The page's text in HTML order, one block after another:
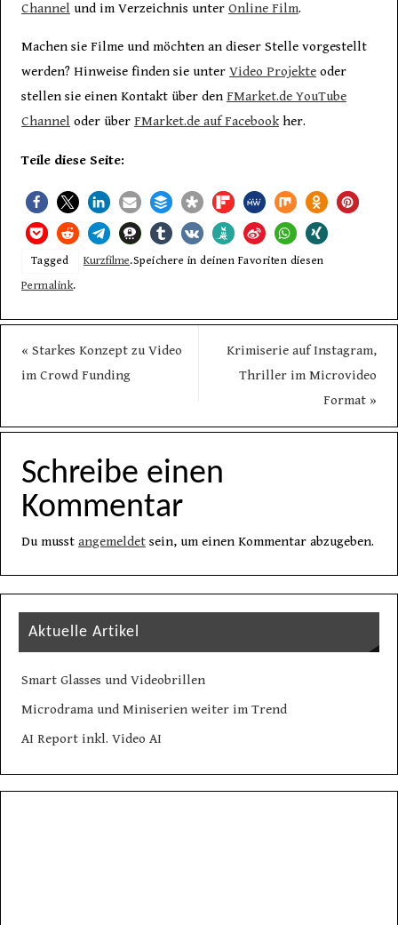
Channel und im Verzeichnis unter Online Film.
Machen sie Filme und möchten an dieser Stelle vorgestellt
werden? Hinweise finden sie unter Video Projekteoder
stellen sie einen Kontakt über den FMarket.de YouTube
Channel oder über FMarket.de auf Facebookher.
Teile diese Seite:
Tagged Kurzfilme.Speichere in deinen Favoriten diesen
Permalink.
« Starkes Konzept zu Video
im Crowd Funding
Krimiserie auf Instagram,
Thriller im Microvideo
Format »
Schreibe einen
Kommentar
Du musst angemeldetsein, um einen Kommentar abzugeben.
Aktuelle Artikel
Smart Glasses und Videobrillen
Microdrama und Miniserien weiter im Trend
AI Report inkl. Video AI